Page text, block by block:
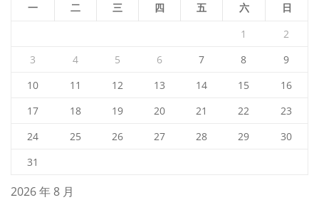
2026 年 8 月
一 二 三 四 五 六
日
1
2
3
4 5 6 7 8
9
10
11 12 13 14 15
16
17
18 19 20 21 22
23
24
25 26 27 28 29
30
31